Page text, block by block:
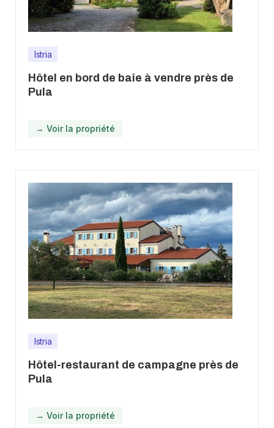
Istria
Hôtel en bord de baie à vendre près de
Pula
→ Voir la propriété
Istria
Hôtel-restaurant de campagne près de
Pula
→ Voir la propriété